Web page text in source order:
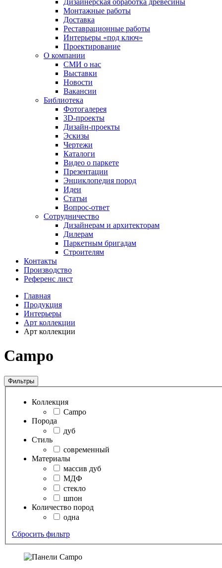
Дизайнерская обработка древесины
Монтажные работы
Доставка
Реставрационные работы
Интерьеры «под ключ»
Проектирование
О компании
СМИ о нас
Выставки
Новости
Вакансии
Библиотека
Фотогалерея
3D-проекты
Дизайн-проекты
Эскизы
Чертежи
Каталоги
Видео о паркете
Презентации
Энциклопедия пород
Идеи
Статьи
Вопрос-ответ
Сотрудничество
Дизайнерам и архитекторам
Дилерам
Паркетным бригадам
Строителям
Контакты
Производство
Референс лист
Главная
Продукция
Интерьеры
Арт коллекции
Арт коллекции
Campo
Фильтры
Коллекция
Campo
Порода
дуб
Стиль
современный
Материалы
массив дуб
МДФ
стекло
шпон
Количество пород
одна
Сбросить фильтр